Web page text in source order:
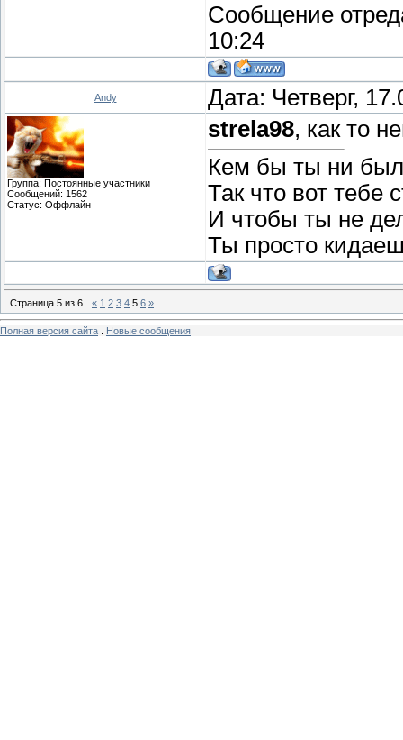
Сообщение
10:24
Andy Дата: Четверг,
Группа: Постоянные участники
Сообщений: 1562
Статус: Оффлайн
strela98, как то
Кем бы ты ни
Так что вот тебе
И чтобы ты не
Ты просто
Страница 5 из 6 « 1 2 3 4 5 6 »
Полная версия сайта Новые сообщения